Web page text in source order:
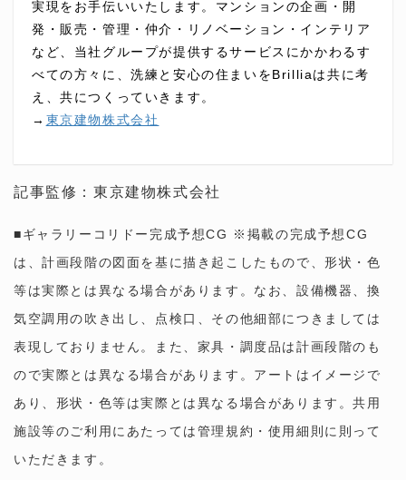
実現をお手伝いいたします。マンションの企画・開
発・販売・管理・仲介・リノベーション・インテリア
など、当社グループが提供するサービスにかかわるす
べての方々に、洗練と安心の住まいをBrilliaは共に考
え、共につくっていきます。
→ 東京建物株式会社
記事監修：東京建物株式会社
■ギャラリーコリドー完成予想CG ※掲載の完成予想CG
は、計画段階の図面を基に描き起こしたもので、形状・色
等は実際とは異なる場合があります。なお、設備機器、換
気空調用の吹き出し、点検口、その他細部につきましては
表現しておりません。また、家具・調度品は計画段階のも
ので実際とは異なる場合があります。アートはイメージで
あり、形状・色等は実際とは異なる場合があります。共用
施設等のご利用にあたっては管理規約・使用細則に則って
いただきます。